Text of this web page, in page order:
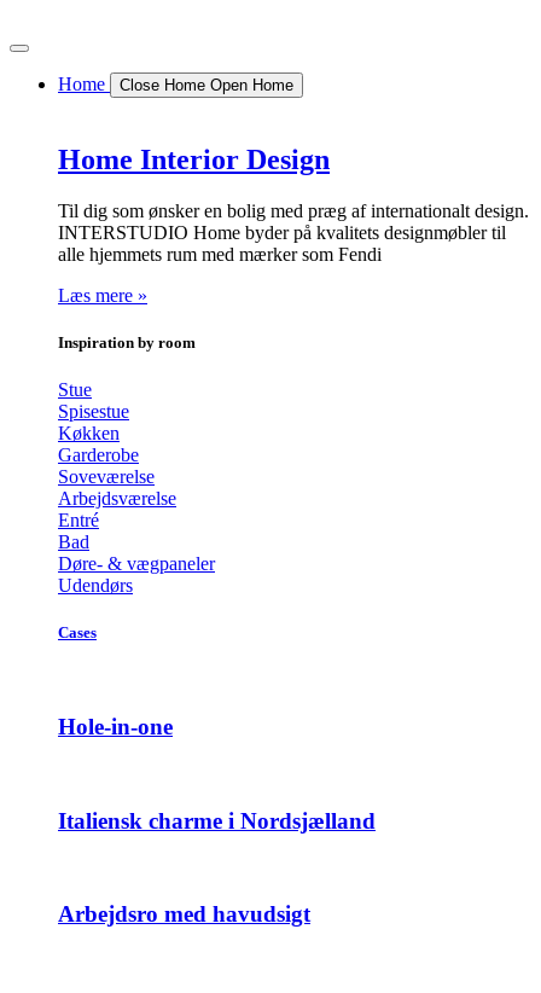
til
Home
Close Home Open Home
Home Interior Design
Til dig som ønsker en bolig med præg af internationalt design.
INTERSTUDIO Home byder på kvalitets designmøbler til
alle hjemmets rum med mærker som Fendi
Læs mere »
Inspiration by room
Stue
Spisestue
Køkken
Garderobe
Soveværelse
Arbejdsværelse
Entré
Bad
Døre- & vægpaneler
Udendørs
Cases
Hole-in-one
Italiensk charme i Nordsjælland
Arbejdsro med havudsigt